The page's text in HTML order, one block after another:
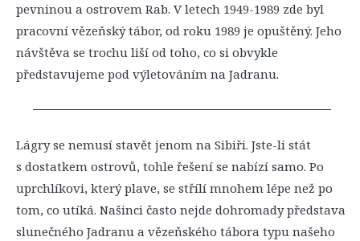
pevninou a ostrovem Rab. V letech 1949-1989 zde byl
pracovní vězeňský tábor, od roku 1989 je opuštěný. Jeho
návštěva se trochu liší od toho, co si obvykle
představujeme pod výletováním na Jadranu.
Lágry se nemusí stavět jenom na Sibiři. Jste-li stát
s dostatkem ostrovů, tohle řešení se nabízí samo. Po
uprchlíkovi, který plave, se střílí mnohem lépe než po
tom, co utíká. Našinci často nejde dohromady představa
slunečného Jadranu a vězeňského tábora typu našeho